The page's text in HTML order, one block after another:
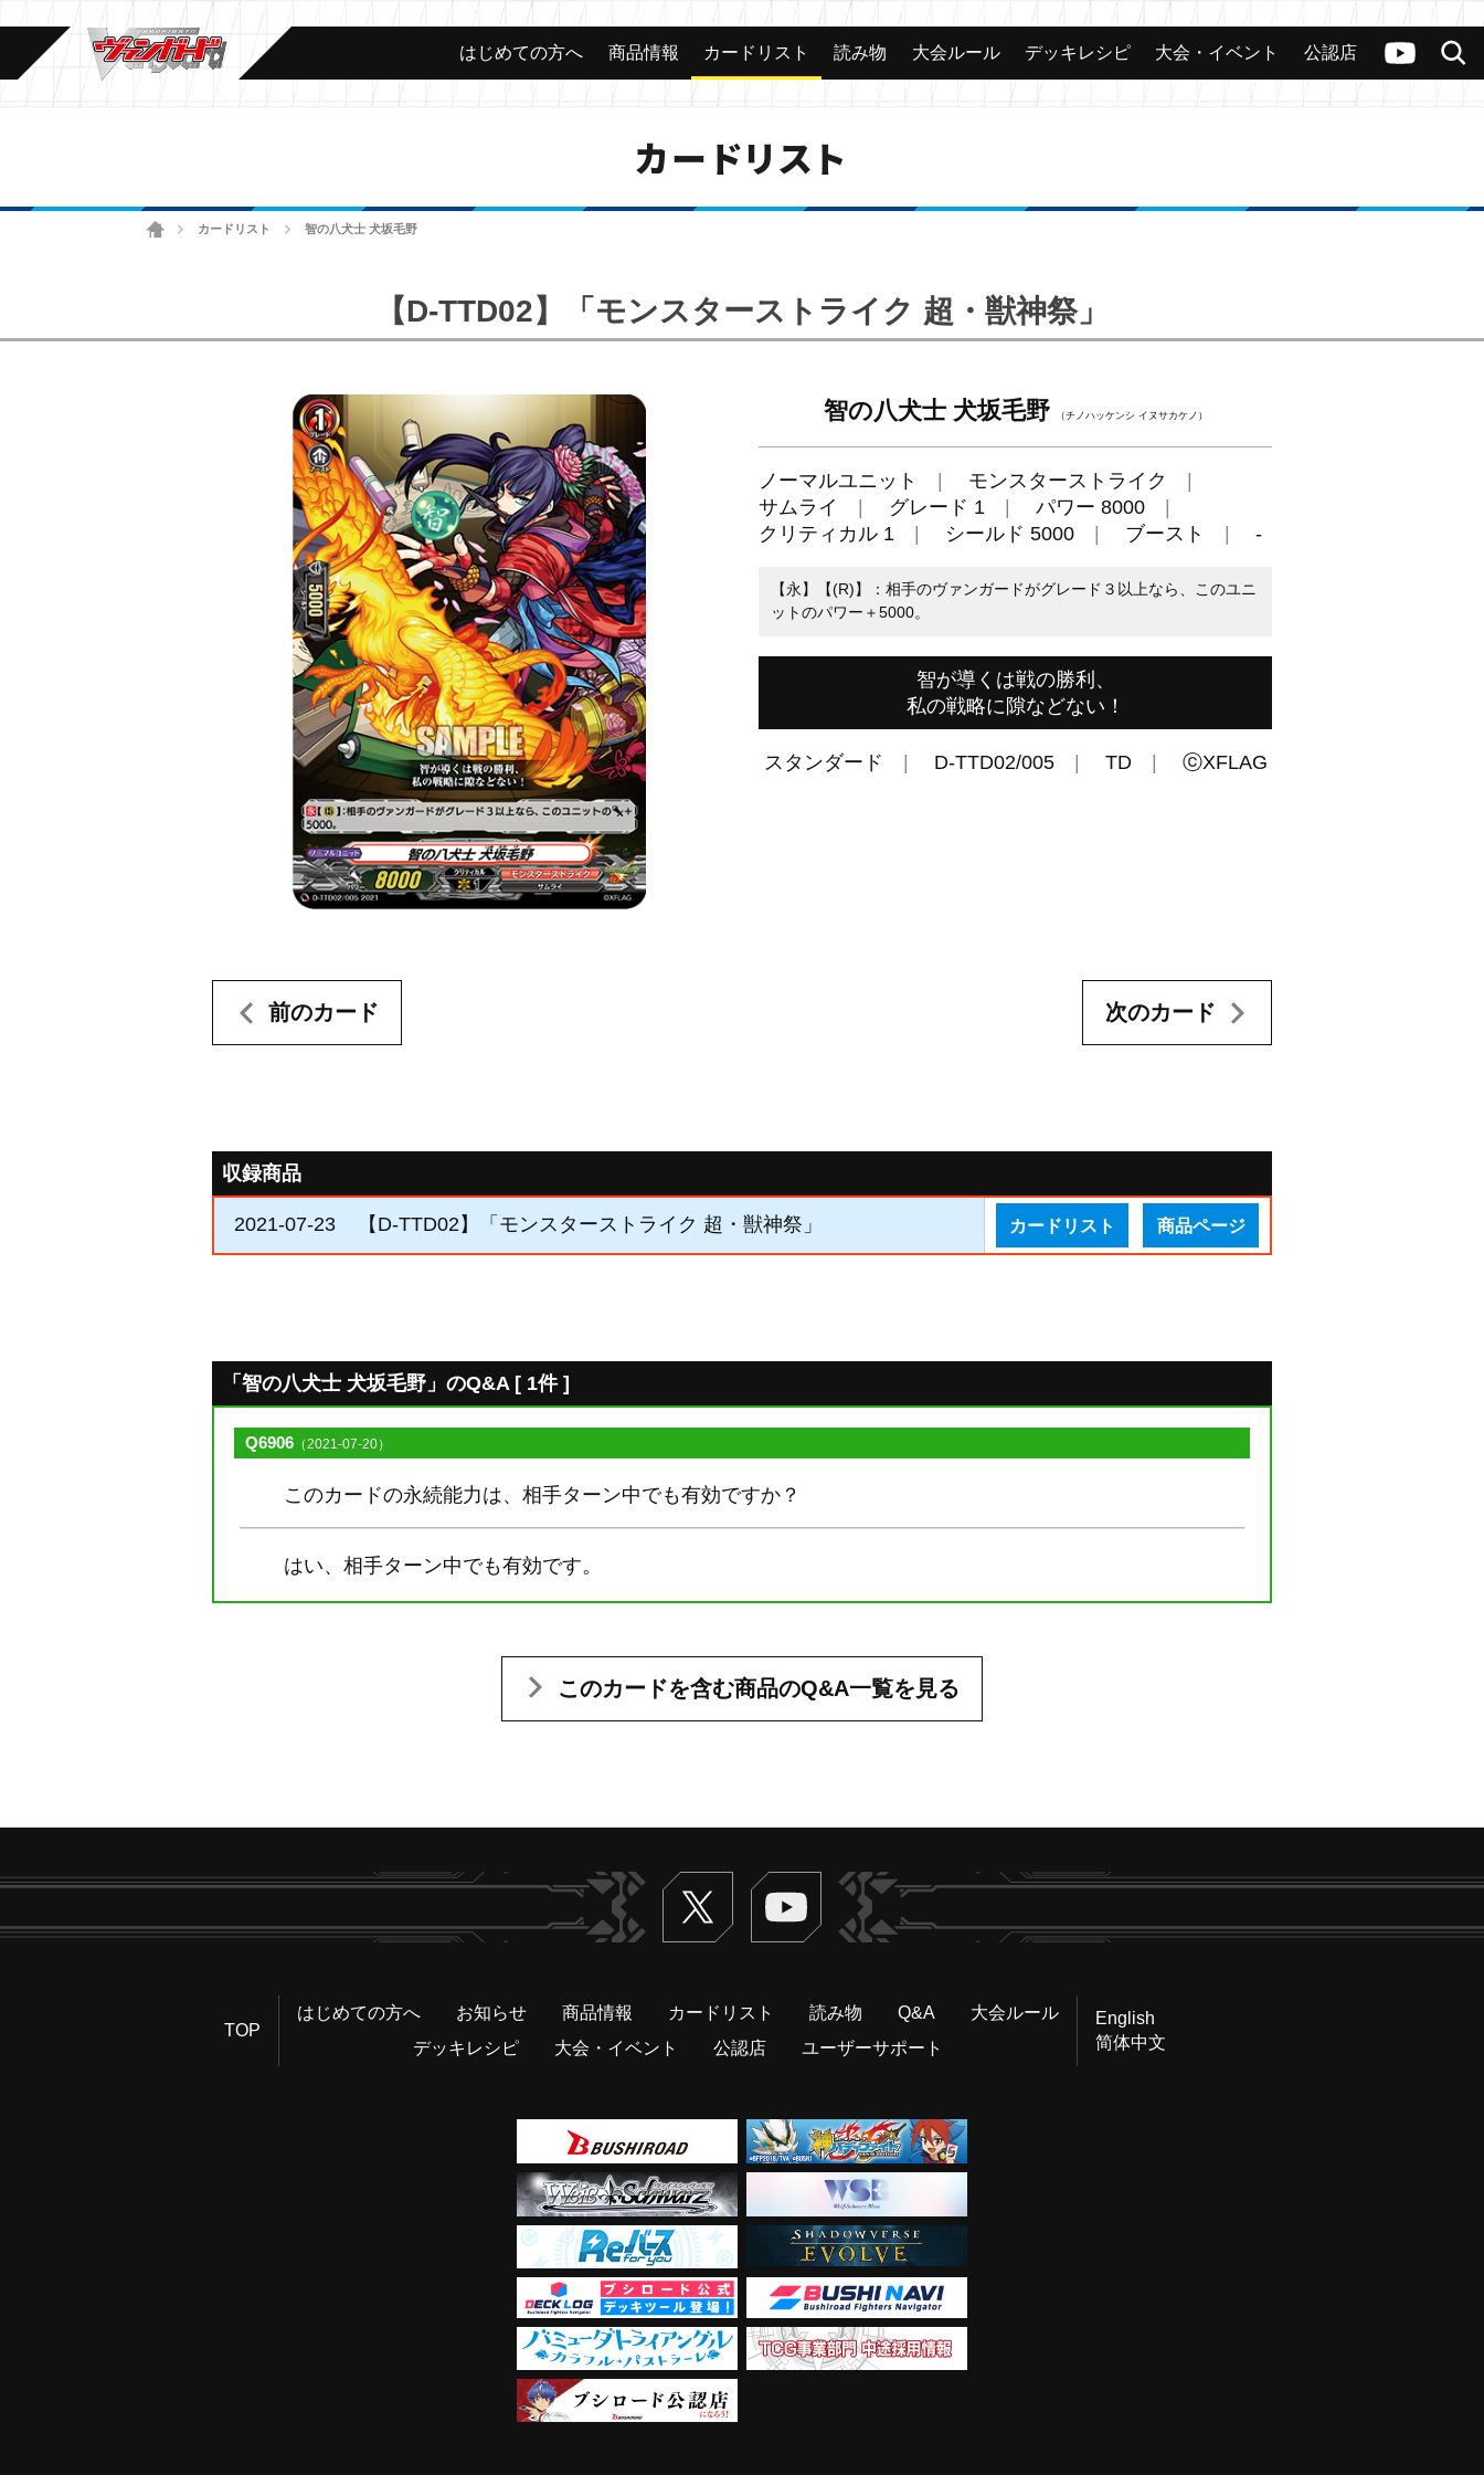
ヴァンガードch
検索
カード 大会 公認店舗 その他
はじめての方へ 商品情報 カードリスト 読み物 大会ルール デッキレシピ 大会・イベント 公認店
カードリスト
ホームカードリスト 智の八犬士 犬坂毛野
【D-TTD02】「モンスターストライク 超・獣神祭」
智の八犬士 犬坂毛野 （チノハッケンシ イヌサカケノ）
ノーマルユニット
モンスターストライク
サムライ
グレード 1
パワー 8000
クリティカル 1
シールド 5000 ブースト -
【永】【(R)】：相手のヴァンガードがグレード３以上なら、このユニ
ットのパワー＋5000。
智が導くは戦の勝利、
私の戦略に隙などない！
スタンダード D-TTD02/005 TD ⓒXFLAG
前のカード 次のカード
収録商品
2021-07-23 【D-TTD02】「モンスターストライク 超・獣神祭」 カードリスト 商品ページ
「智の八犬士 犬坂毛野」のQ&A [ 1件 ]
Q6906 （2021-07-20）
このカードの永続能力は、相手ターン中でも有効ですか？
はい、相手ターン中でも有効です。
このカードを含む商品のQ&A一覧を見る
Twitter ヴァンガードch
TOP
はじめての方へ お知らせ 商品情報 カードリスト 読み物 Q&A
大会ルール
デッキレシピ
大会・イベント 公認店 ユーザーサポート
English
简体中文